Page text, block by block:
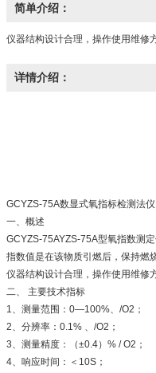
简单介绍：
仪器结构设计合理，操作使用维修
详情介绍：
GCYZS-75A数显式氧指标检测法仪
一、概述
GCYZS-75AYZS-75A型氧指数测
指数值是在该物质引燃后，保持燃
仪器结构设计合理，操作使用维修
二、 主要技术指标
1、测量范围：0—100%、/O2；
2、分辨率：0.1% 、/O2；
3、测量精度：（±0.4）% / O2；
4、响应时间：＜10S；